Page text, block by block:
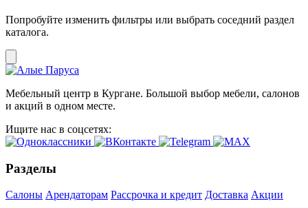
Попробуйте изменить фильтры или выбрать соседний раздел
каталога.
Мебельный центр в Кургане. Большой выбор мебели, салонов
и акций в одном месте.
Ищите нас в соцсетях:
Разделы
Салоны Арендаторам Рассрочка и кредит Доставка Акции